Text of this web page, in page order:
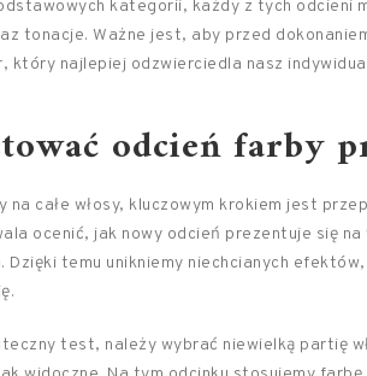
kategorii, każdy z tych odcieni
tonacje. Ważne jest, aby przed
który najlepiej odzwierciedla nasz
odcień farby
na całe włosy, kluczowym krokiem jest
ocenić, jak nowy odcień prezentuje się
Dzięki temu unikniemy niechcianych
test, należy wybrać niewielką partię